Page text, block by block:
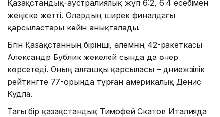
Қазақстандық-аустралиялық жұп 6:2, 6:4 есебімен
жеңіске жетті. Олардың ширек финалдағы
қарсыластары кейін анықталады.
Бүгін Қазақстанның бірінші, әлемнің 42-ракеткасы
Александр Бублик жекелей сында да өнер
көрсетеді. Оның алғашқы қарсыласы – дүниежүзілік
рейтингте 77-орында тұрған америкалық Денис
Кудла.
Тағы бір қазақстандық Тимофей Скатов Италияда